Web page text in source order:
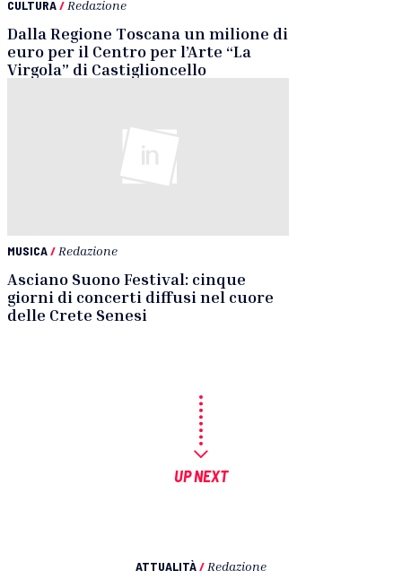
CULTURA/ Redazione
Dalla Regione Toscana un milione di
euro per il Centro per l’Arte “La
Virgola” di Castiglioncello
MUSICA/ Redazione
Asciano Suono Festival: cinque
giorni di concerti diffusi nel cuore
delle Crete Senesi
UP NEXT
ATTUALITÀ/ Redazione